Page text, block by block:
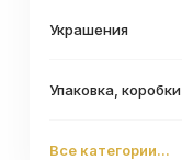
Украшения
Упаковка, коробки
Все категории...